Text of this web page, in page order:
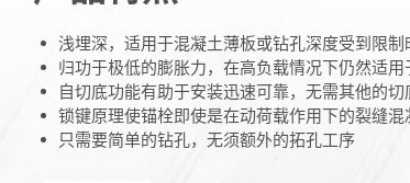
浅埋深，适用于混凝土薄板或钻孔深度受到限制
归功于极低的膨胀力，在高负载情况下仍然适
自切底功能有助于安装迅速可靠，无需其他的
锁键原理使锚栓即使是在动荷载作用下的裂缝
只需要简单的钻孔，无须额外的拓孔工序